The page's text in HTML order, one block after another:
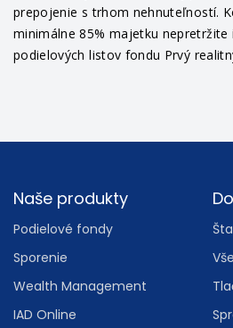
prepojenie s trhom nehnuteľností.
minimálne 85% majetku nepretržite
podielových listov fondu Prvý
Footer
Naše produkty
Podielové fondy
Sporenie
Wealth Management
IAD Online